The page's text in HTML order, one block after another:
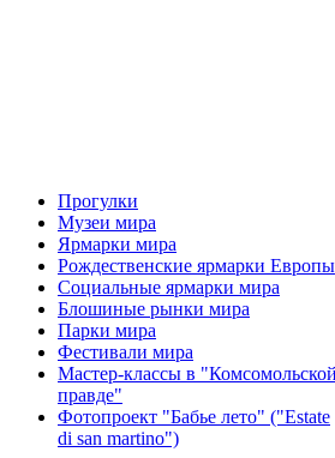
Прогулки
Музеи мира
Ярмарки мира
Рождественские ярмарки Европы
Социальные ярмарки мира
Блошиные рынки мира
Парки мира
Фестивали мира
Мастер-классы в "Комсомольской
правде"
Фотопроект "Бабье лето" ("Еstate
di san martino")